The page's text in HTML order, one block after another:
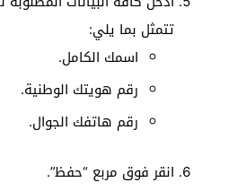
تتمثل بما يلي:
اسمك الكامل.
رقم هويتك الوطنية.
رقم هاتفك الجوال.
انقر فوق مربع “حفظ”.